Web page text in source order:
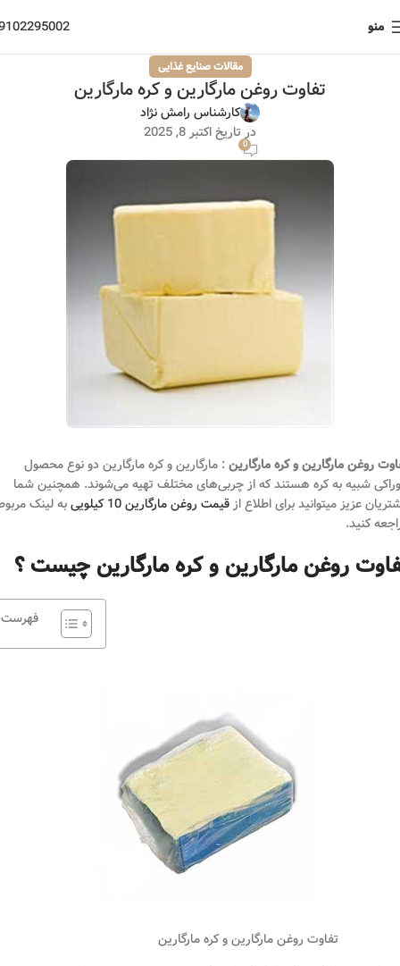
منو
مقالات صنایع غذایی
تفاوت روغن مارگارین و کره مارگارین
کارشناس رامش نژاد
در تاریخ اکتبر 8, 2025
0
روغن مارگارین و کره مارگارین : مارگارین و کره مارگارین دو نوع محصول
شبیه به کره هستند که از چربی‌های مختلف تهیه می‌شوند. همچنین شما
عزیز میتوانید برای اطلاع ازقیمت روغن مارگارین 10 کیلویی
به لینک
کنید.
روغن مارگارین و کره مارگارین چیست ؟
فهرست
تفاوت روغن مارگارین و کره مارگارین